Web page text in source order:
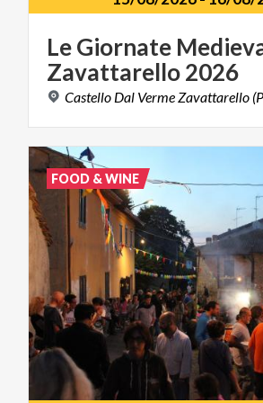
LeGiornate
Zavattarello2026
Castello Dal Verme Zavattarello
FOOD & WINE